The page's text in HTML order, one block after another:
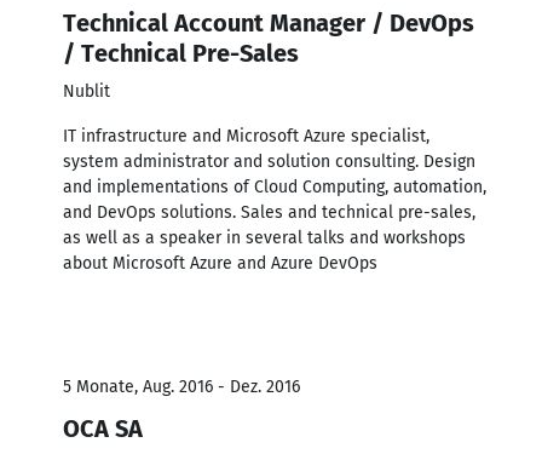
Technical Account Manager / DevOps
/ Technical Pre-Sales
Nublit
IT infrastructure and Microsoft Azure specialist,
system administrator and solution consulting. Design
and implementations of Cloud Computing, automation,
and DevOps solutions. Sales and technical pre-sales,
as well as a speaker in several talks and workshops
about Microsoft Azure and Azure DevOps
5 Monate, Aug. 2016 - Dez. 2016
OCA SA